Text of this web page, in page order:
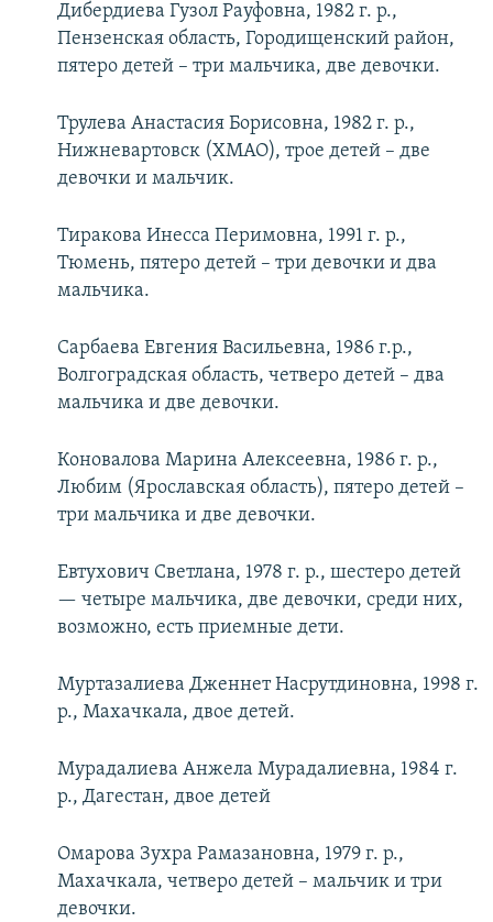
Дибердиева Гузол Рауфовна, 1982 г. р.,
Пензенская область, Городищенский район,
пятеро детей – три мальчика, две девочки.
Трулева Анастасия Борисовна, 1982 г. р.,
Нижневартовск (ХМАО), трое детей – две
девочки и мальчик.
Тиракова Инесса Перимовна, 1991 г. р.,
Тюмень, пятеро детей – три девочки и два
мальчика.
Сарбаева Евгения Васильевна, 1986 г.р.,
Волгоградская область, четверо детей – два
мальчика и две девочки.
Коновалова Марина Алексеевна, 1986 г. р.,
Любим (Ярославская область), пятеро детей –
три мальчика и две девочки.
Евтухович Светлана, 1978 г. р., шестеро детей
— четыре мальчика, две девочки, среди них,
возможно, есть приемные дети.
Муртазалиева Дженнет Насрутдиновна, 1998 г.
р., Махачкала, двое детей.
Мурадалиева Анжела Мурадалиевна, 1984 г.
р., Дагестан, двое детей
Омарова Зухра Рамазановна, 1979 г. р.,
Махачкала, четверо детей – мальчик и три
девочки.